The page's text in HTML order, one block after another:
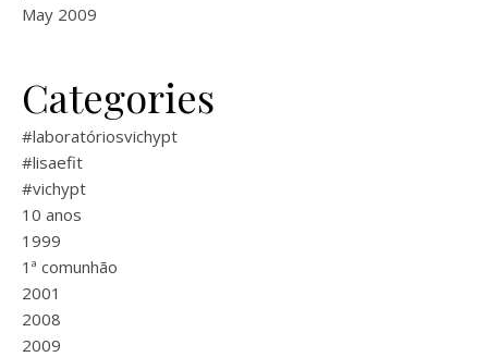
May 2009
Categories
#laboratóriosvichypt
#lisaefit
#vichypt
10 anos
1999
1ª comunhão
2001
2008
2009